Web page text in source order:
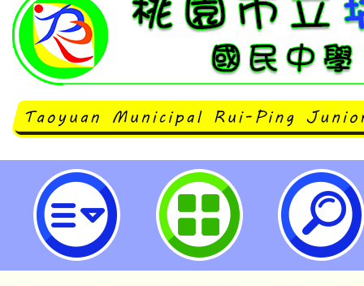
neilrpjhstyc網站設計者：徐嘉